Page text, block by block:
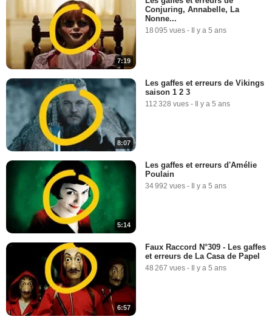
7:19
Conjuring, Annabelle, La
Nonne...
18 095 vues - Il y a 5 ans
8:07
Les gaffes et erreurs de Vikings
saison 1 2 3
112 328 vues - Il y a 5 ans
5:14
Les gaffes et erreurs d'Amélie
Poulain
34 992 vues - Il y a 5 ans
6:57
Faux Raccord N°309 - Les gaffes
et erreurs de La Casa de Papel
48 267 vues - Il y a 5 ans